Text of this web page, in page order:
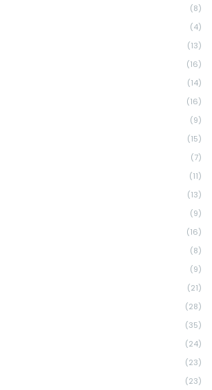
(8)
(4)
(13)
(16)
(14)
(16)
(9)
(15)
(7)
(11)
(13)
(9)
(16)
(8)
(9)
(21)
(28)
(35)
(24)
(23)
(23)